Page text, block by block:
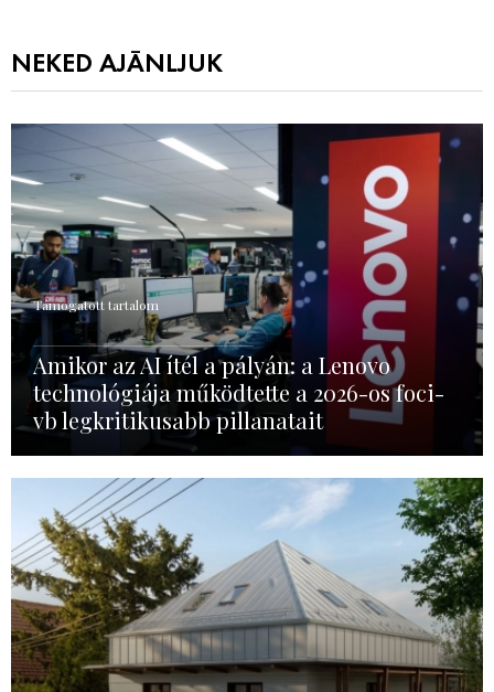
NEKED AJÁNLJUK
Támogatott tartalom
Amikor az AI ítél a pályán: a Lenovo
technológiája működtette a 2026-os foci-
vb legkritikusabb pillanatait